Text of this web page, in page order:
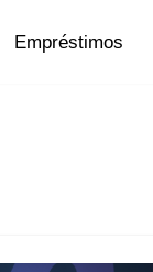
Empréstimos